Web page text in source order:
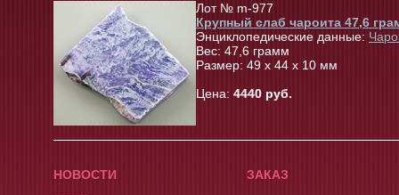
Лот № m-977
Крупный слаб чароита 47,6
Энциклопедические данные:
Вес: 47,6 грамм
Размер: 49 х 44 х 10 мм
Цена: 4440 руб.
НОВОСТИ
ЗАКАЗ